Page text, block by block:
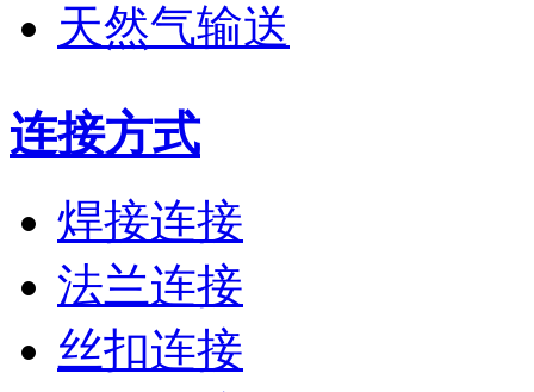
天然气输送
连接方式
焊接连接
法兰连接
丝扣连接